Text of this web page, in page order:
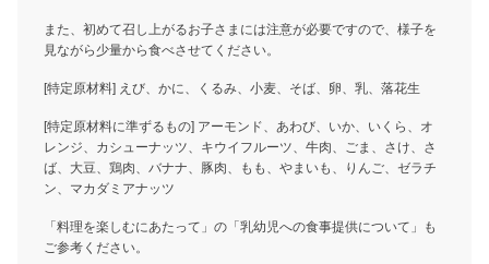
また、初めて召し上がるお子さまには注意が必要ですので、様子を
見ながら少量から食べさせてください。
[特定原材料] えび、かに、くるみ、小麦、そば、卵、乳、落花生
[特定原材料に準ずるもの] アーモンド、あわび、いか、いくら、オ
レンジ、カシューナッツ、キウイフルーツ、牛肉、ごま、さけ、さ
ば、大豆、鶏肉、バナナ、豚肉、もも、やまいも、りんご、ゼラチ
ン、マカダミアナッツ
「料理を楽しむにあたって」の「乳幼児への食事提供について」も
ご参考ください。